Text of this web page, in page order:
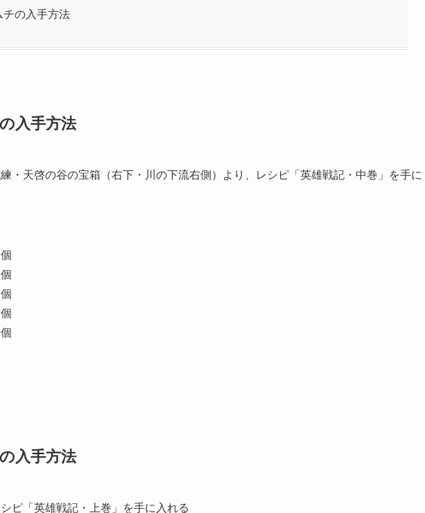
の入手方法
入手方法
・天啓の谷の宝箱（右下・川の下流右側）より、レシピ「英雄戦記・中巻」を手に
入手方法
ピ「英雄戦記・上巻」を手に入れる